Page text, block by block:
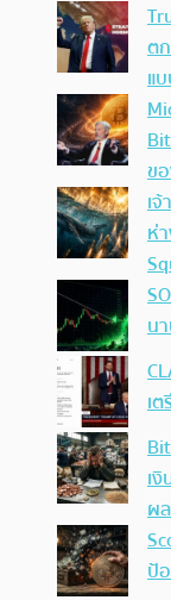
ต
แ
ข
เ
ห่
น
เ
เ
ผ
ป้